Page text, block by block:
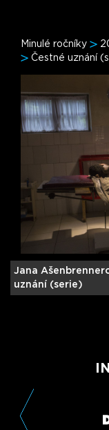
Minulé ročníky
Čestné uznání
Jana
uznání (serie)